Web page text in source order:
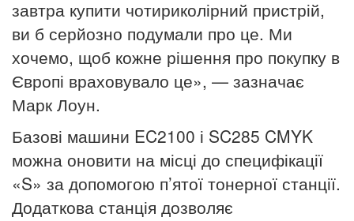
завтра купити чотириколірний пристрій,
ви б серйозно подумали про це. Ми
хочемо, щоб кожне рішення про покупку в
Європі враховувало це», — зазначає
Марк Лоун.
Базові машини EC2100 і SC285 CMYK
можна оновити на місці до специфікації
«S» за допомогою п’ятої тонерної станції.
Додаткова станція дозволяє